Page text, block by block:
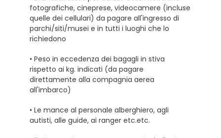
fotografiche, cineprese, videocamere (incluse
quelle dei cellulari) da pagare all'ingresso di
parchi/siti/musei e in tutti i luoghi che lo
richiedono
• Peso in eccedenza dei bagagli in stiva
rispetto ai kg. indicati (da pagare
direttamente alla compagnia aerea
all'imbarco)
• Le mance al personale alberghiero, agli
autisti, alle guide, ai ranger etc.etc.